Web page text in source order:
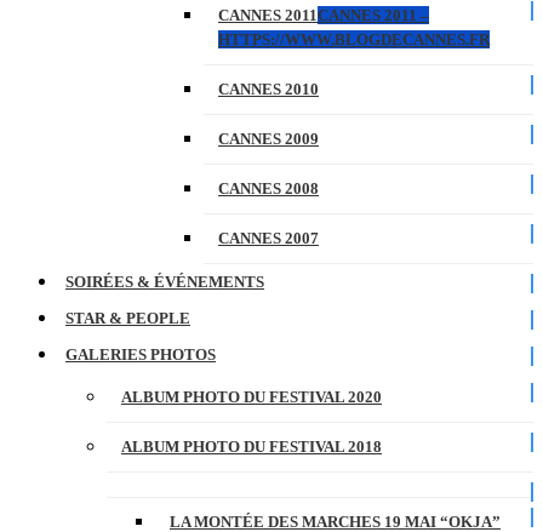
CANNES 2011CANNES 2011 –
HTTPS://WWW.BLOGDECANNES.FR
CANNES 2010
CANNES 2009
CANNES 2008
CANNES 2007
SOIRÉES & ÉVÉNEMENTS
STAR & PEOPLE
GALERIES PHOTOS
ALBUM PHOTO DU FESTIVAL 2020
ALBUM PHOTO DU FESTIVAL 2018
LA MONTÉE DES MARCHES 19 MAI “OKJA”